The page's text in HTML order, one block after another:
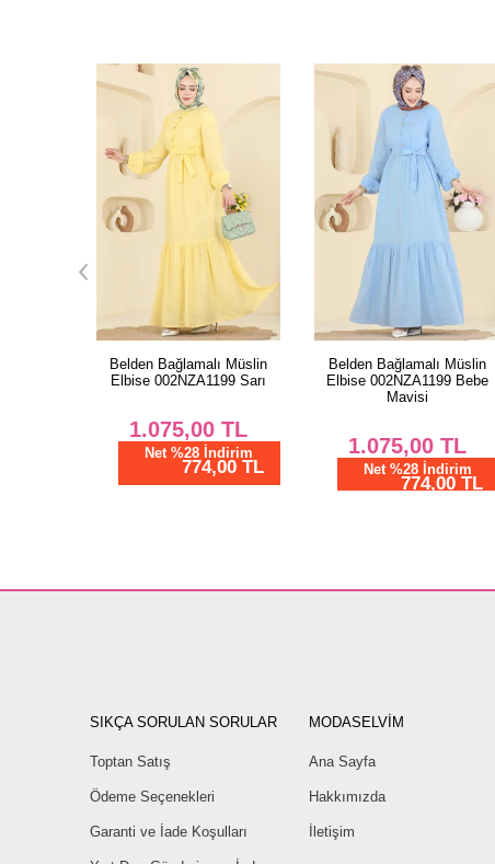
Belden Bağlamalı Müslin
Elbise 002NZA1199 Bebe
1.075,00TL
Net %28 İndirim
774,00 TL
Belden Bağlamalı Müslin
Elbise 002NZA1199 Açık Sarı
Net %28 İndirim
774,00 TL
SIKÇA SORULAN SORULAR
Toptan Satış
Ödeme Seçenekleri
Garanti ve İade Koşulları
MODASELVİM
Ana Sayfa
Hakkımızda
İletişim